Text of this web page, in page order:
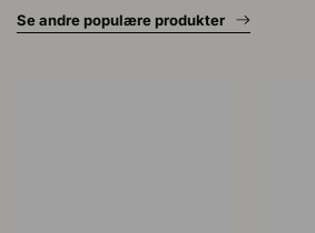
Se andre populære produkter